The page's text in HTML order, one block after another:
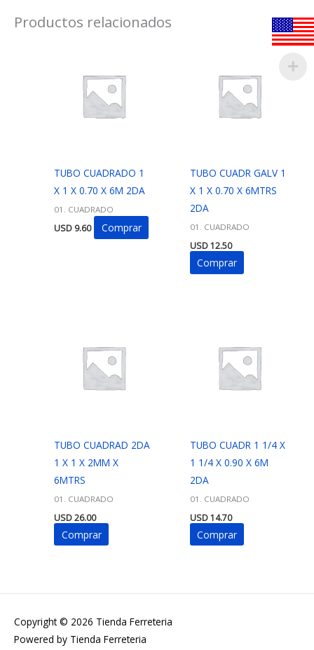
Productos relacionados
TUBO CUADRADO 1
X 1 X 0.70 X 6M 2DA
01. CUADRADO
USD 9.60 Comprar
TUBO CUADR GALV 1
X 1 X 0.70 X 6MTRS
2DA
01. CUADRADO
USD12.50
Comprar
TUBO CUADRAD 2DA
1 X 1 X 2MM X
6MTRS
01. CUADRADO
USD26.00
Comprar
TUBO CUADR 1 1/4 X
1 1/4 X 0.90 X 6M
2DA
01. CUADRADO
USD14.70
Comprar
Copyright © 2026 Tienda Ferreteria
Powered by Tienda Ferreteria